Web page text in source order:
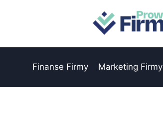
Finanse Firmy Marketing Firmy